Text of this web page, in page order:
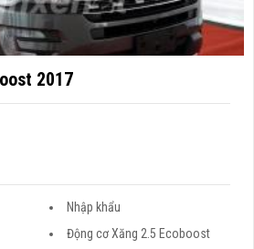
2017
Nhập khẩu
Động cơ Xăng 2.5 Ecoboost